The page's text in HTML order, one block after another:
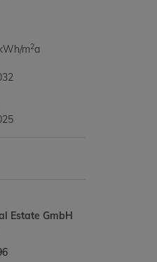
m2a
Estate GmbH